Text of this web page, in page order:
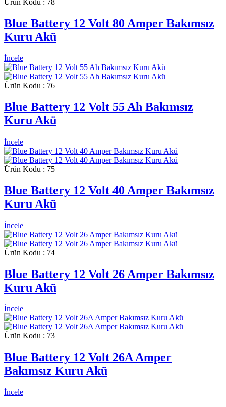
Ürün Kodu : 78
Blue Battery 12 Volt 80 Amper Bakımsız
Kuru Akü
İncele
Ürün Kodu : 76
Blue Battery 12 Volt 55 Ah Bakımsız
Kuru Akü
İncele
Ürün Kodu : 75
Blue Battery 12 Volt 40 Amper Bakımsız
Kuru Akü
İncele
Ürün Kodu : 74
Blue Battery 12 Volt 26 Amper Bakımsız
Kuru Akü
İncele
Ürün Kodu : 73
Blue Battery 12 Volt 26A Amper
Bakımsız Kuru Akü
İncele